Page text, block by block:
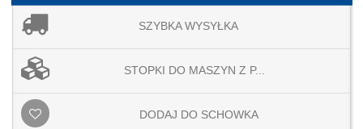
SZYBKA WYSYŁKA
STOPKI DO MASZYN Z P...
DODAJ DO SCHOWKA